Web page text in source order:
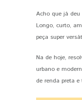
Acho que já deu
Longo, curto,
peça super
Na de hoje,
urbano e
de renda preta